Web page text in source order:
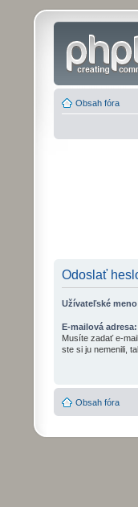
Obsah fóra
Odoslať
Užívateľské
E-mailová adresa:
Musíte zadať e-
ste si ju nemenili,
Obsah fóra